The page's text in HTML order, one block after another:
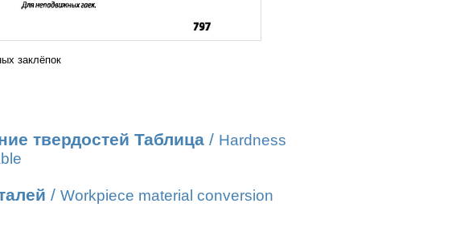
заклёпок
твердостей Таблица / Hardness
/ Workpiece material conversion